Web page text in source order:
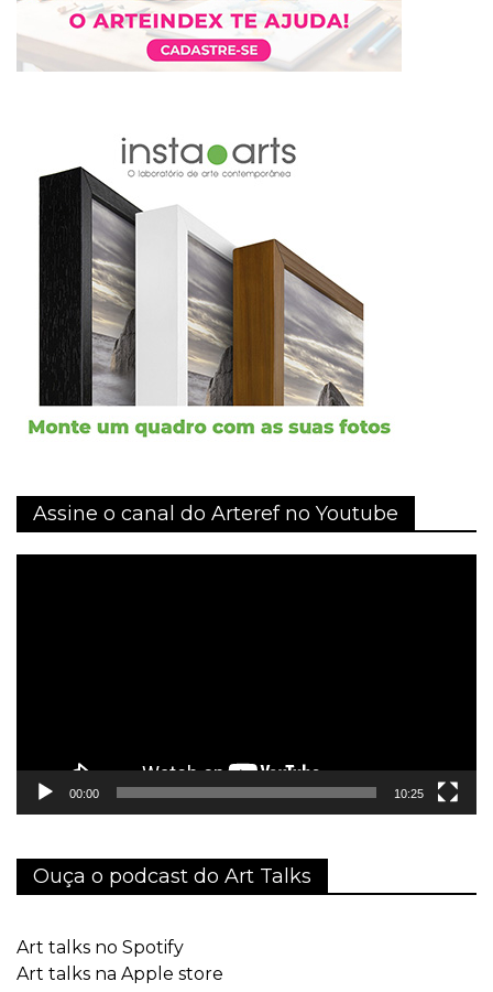
Assine o canal do Arteref no Youtube
00:00 10:25
Ouça o podcast do Art Talks
Art talks no Spotify
Art talks na Apple store